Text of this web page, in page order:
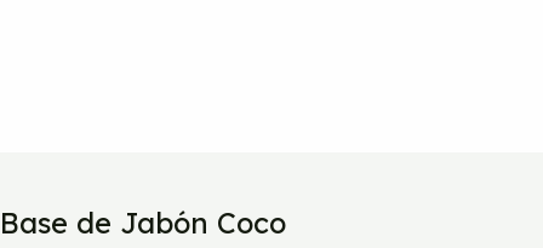
Base de Jabón Coco